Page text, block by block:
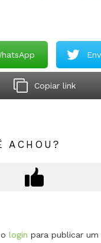
Copiar link
ACHOU?
login para publicar